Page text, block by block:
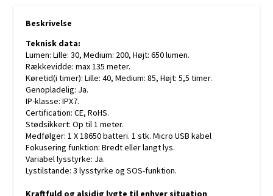
Beskrivelse
Teknisk data:
Lumen: Lille: 30, Medium: 200, Højt: 650 lumen.
Rækkevidde: max 135 meter.
Køretid(i timer): Lille: 40, Medium: 85, Højt: 5,5 timer.
Genopladelig: Ja.
IP-klasse: IPX7.
Certification: CE, RoHS.
Stødsikkert: Op til 1 meter.
Medfølger: 1 X 18650 batteri. 1 stk. Micro USB kabel
Fokusering funktion: Bredt eller langt lys.
Variabel lysstyrke: Ja.
Lystilstande: 3 lysstyrke og SOS-funktion.
Kraftfuld og alsidig lygte til enhver situation